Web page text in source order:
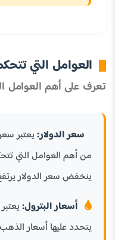
العوامل التي
تعرف على أهم العوامل
سعر الدولار:يعتبر
من أهم العوامل التي
ينخفض سعر الدولار
أسعار البترول:
يتحدد عليها أسعار